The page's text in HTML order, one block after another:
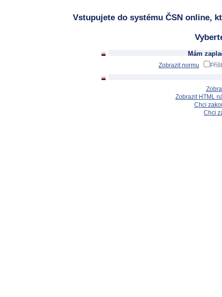
Vstupujete do systému ČSN online,
Mám
Zobrazit normu
Zobrazit HTML
Chci
Chci